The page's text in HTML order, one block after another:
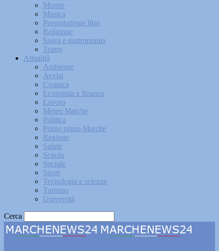
Mostre
Musica
Presentazione libri
Religione
Sagra e gastronomia
Teatro
Attualità
Ambiente
Avvisi
Cronaca
Economia e finanza
Lavoro
Meteo Marche
Politica
Primo piano Marche
Regione
Salute
Scuola
Sociale
Sport
Tecnologia e scienze
Turismo
Università
Cerca